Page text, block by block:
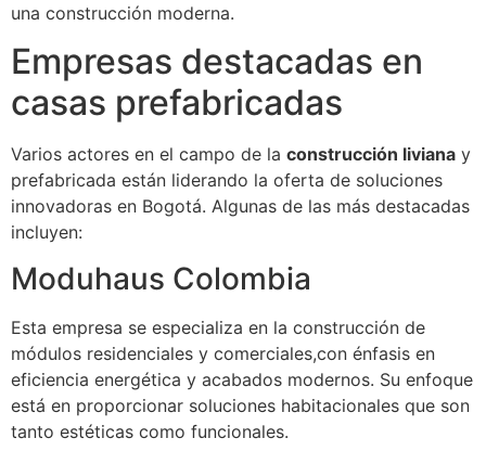
una construcción moderna.
Empresas destacadas en
casas prefabricadas
Varios actores en el campo de la construcción liviana y
prefabricada están liderando la oferta de soluciones
innovadoras en Bogotá. Algunas de las más destacadas
incluyen:
Moduhaus Colombia
Esta empresa se especializa en la construcción de
módulos residenciales y comerciales,con énfasis en
eficiencia energética y acabados modernos. Su enfoque
está en proporcionar soluciones habitacionales que son
tanto estéticas como funcionales.